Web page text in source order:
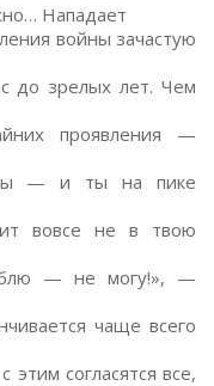
Нападает
войны зачастую
до зрелых лет. Чем
проявления —
— и ты на пике
вовсе не в твою
— не могу!», —
чаще всего
согласятся все,